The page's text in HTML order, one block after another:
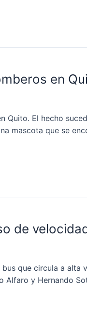
en
Quito. El hecho
mascota que se
de
bus que circula a
Alfaro y Hernando